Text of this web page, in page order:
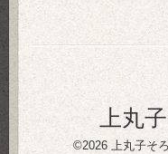
上丸
©2026 上丸子そ